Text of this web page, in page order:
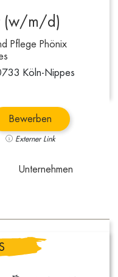
(w/m/d)
Pflege Phönix
Köln-Nippes
Bewerben
Externer Link
Unternehmen